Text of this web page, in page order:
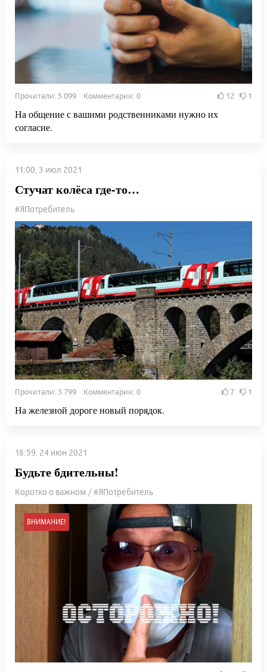
Прочитали: 5 099 Комментарии: 0 12 1
На общение с вашими родственниками нужно их
согласие.
11:00, 3 июл 2021
Стучат колёса где-то…
#ЯПотребитель
Прочитали: 3 799 Комментарии: 0 7 1
На железной дороге новый порядок.
18:59, 24 июн 2021
Будьте бдительны!
Коротко о важном / #ЯПотребитель
ВНИМАНИЕ!